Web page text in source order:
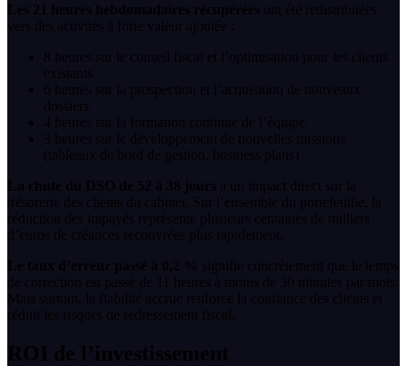
Les 21 heures hebdomadaires récupérées ont été redistribuées
vers des activités à forte valeur ajoutée :
8 heures sur le conseil fiscal et l’optimisation pour les clients
existants
6 heures sur la prospection et l’acquisition de nouveaux
dossiers
4 heures sur la formation continue de l’équipe
3 heures sur le développement de nouvelles missions
(tableaux de bord de gestion, business plans)
La chute du DSO de 52 à 38 jours a un impact direct sur la
trésorerie des clients du cabinet. Sur l’ensemble du portefeuille, la
réduction des impayés représente plusieurs centaines de milliers
d’euros de créances recouvrées plus rapidement.
Le taux d’erreur passé à 0,2 % signifie concrètement que le temps
de correction est passé de 11 heures à moins de 30 minutes par mois.
Mais surtout, la fiabilité accrue renforce la confiance des clients et
réduit les risques de redressement fiscal.
ROI de l’investissement